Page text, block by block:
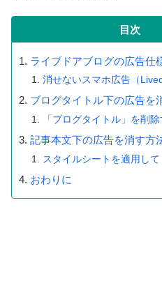
目次
ライブドアブログの広告仕
消せないスマホ広告（
ブログタイトル下の広告を
「ブログタイトル」を削除
記事本文下の広告を消す方
スタイルシートを適用して
おわりに